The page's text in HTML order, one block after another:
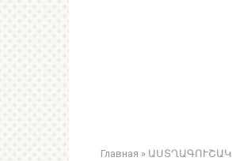
Главная » ԱՍՏՂԱԳՈՒՇԱԿ